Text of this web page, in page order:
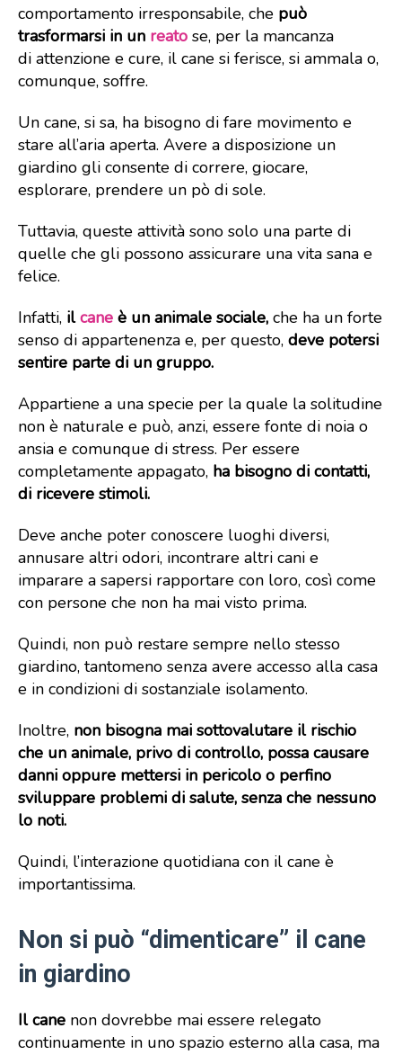
comportamento irresponsabile, che può
trasformarsi in un reato se, per la mancanza
di attenzione e cure, il cane si ferisce, si ammala o,
comunque, soffre.
Un cane, si sa, ha bisogno di fare movimento e
stare all’aria aperta. Avere a disposizione un
giardino gli consente di correre, giocare,
esplorare, prendere un pò di sole.
Tuttavia, queste attività sono solo una parte di
quelle che gli possono assicurare una vita sana e
felice.
Infatti, ilcane è un animale sociale, che ha un forte
senso di appartenenza e, per questo, deve potersi
sentire parte di un gruppo.
Appartiene a una specie per la quale la solitudine
non è naturale e può, anzi, essere fonte di noia o
ansia e comunque di stress. Per essere
completamente appagato, ha bisogno di contatti,
di ricevere stimoli.
Deve anche poter conoscere luoghi diversi,
annusare altri odori, incontrare altri cani e
imparare a sapersi rapportare con loro, così come
con persone che non ha mai visto prima.
Quindi, non può restare sempre nello stesso
giardino, tantomeno senza avere accesso alla casa
e in condizioni di sostanziale isolamento.
Inoltre, non bisogna mai sottovalutare il rischio
che un animale, privo di controllo, possa causare
danni oppure mettersi in pericolo o perfino
sviluppare problemi di salute, senza che nessuno
lo noti.
Quindi, l’interazione quotidiana con il cane è
importantissima.
Non si può “dimenticare” il cane
in giardino
Il cane non dovrebbe mai essere relegato
continuamente in uno spazio esterno alla casa, ma